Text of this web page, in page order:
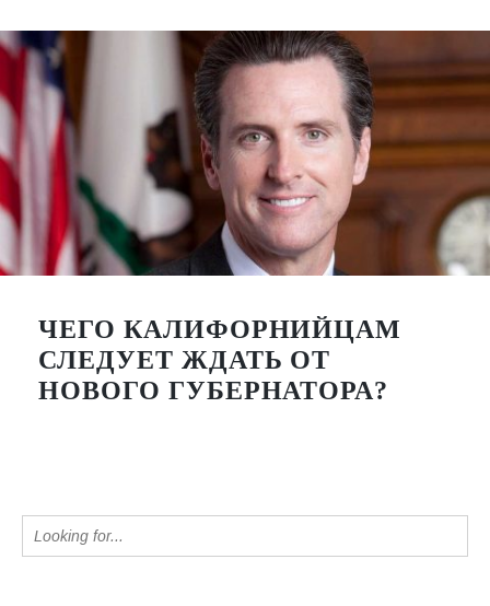
ЧЕГО КАЛИФОРНИЙЦАМ
СЛЕДУЕТ ЖДАТЬ ОТ
НОВОГО ГУБЕРНАТОРА?